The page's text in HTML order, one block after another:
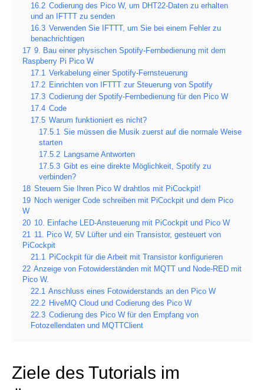
16.2 Codierung des Pico W, um DHT22-Daten zu erhalten
und an IFTTT zu senden
16.3 Verwenden Sie IFTTT, um Sie bei einem Fehler zu
benachrichtigen
17 9. Bau einer physischen Spotify-Fernbedienung mit dem
Raspberry Pi Pico W
17.1 Verkabelung einer Spotify-Fernsteuerung
17.2 Einrichten von IFTTT zur Steuerung von Spotify
17.3 Codierung der Spotify-Fernbedienung für den Pico W
17.4 Code
17.5 Warum funktioniert es nicht?
17.5.1 Sie müssen die Musik zuerst auf die normale Weise
starten
17.5.2 Langsame Antworten
17.5.3 Gibt es eine direkte Möglichkeit, Spotify zu
verbinden?
18 Steuern Sie Ihren Pico W drahtlos mit PiCockpit!
19 Noch weniger Code schreiben mit PiCockpit und dem Pico
W
20 10. Einfache LED-Ansteuerung mit PiCockpit und Pico W
21 11. Pico W, 5V Lüfter und ein Transistor, gesteuert von
PiCockpit
21.1 PiCockpit für die Arbeit mit Transistor konfigurieren
22 Anzeige von Fotowiderständen mit MQTT und Node-RED mit
Pico W.
22.1 Anschluss eines Fotowiderstands an den Pico W
22.2 HiveMQ Cloud und Codierung des Pico W
22.3 Codierung des Pico W für den Empfang von
Fotozellendaten und MQTTClient
Ziele des Tutorials im